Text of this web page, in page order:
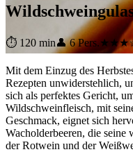
⏱ 120 min👤 6 Pers.
Mit dem Einzug des
Rezepten unwiderstehlich,
sich als perfektes Gericht,
Wildschweinfleisch, mit
Geschmack, eignet sich
Wacholderbeeren, die
der Rotwein und der